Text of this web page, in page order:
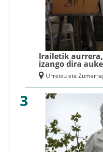
Irailetik
izango dira
Urretxu eta
3